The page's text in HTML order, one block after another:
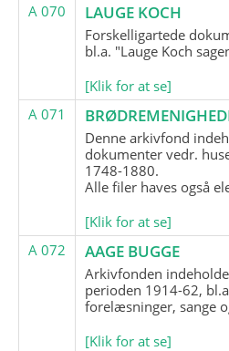
A 070
LAUGE KOCH
Forskelligartede
bl.a. "Lauge Koch
[Klik for at se]
A 071
Denne arkivfond
dokumenter vedr.
1748-1880.
Alle filer haves også
[Klik for at se]
A 072
AAGE BUGGE
Arkivfonden
perioden 1914-62,
forelæsninger, sange
[Klik for at se]